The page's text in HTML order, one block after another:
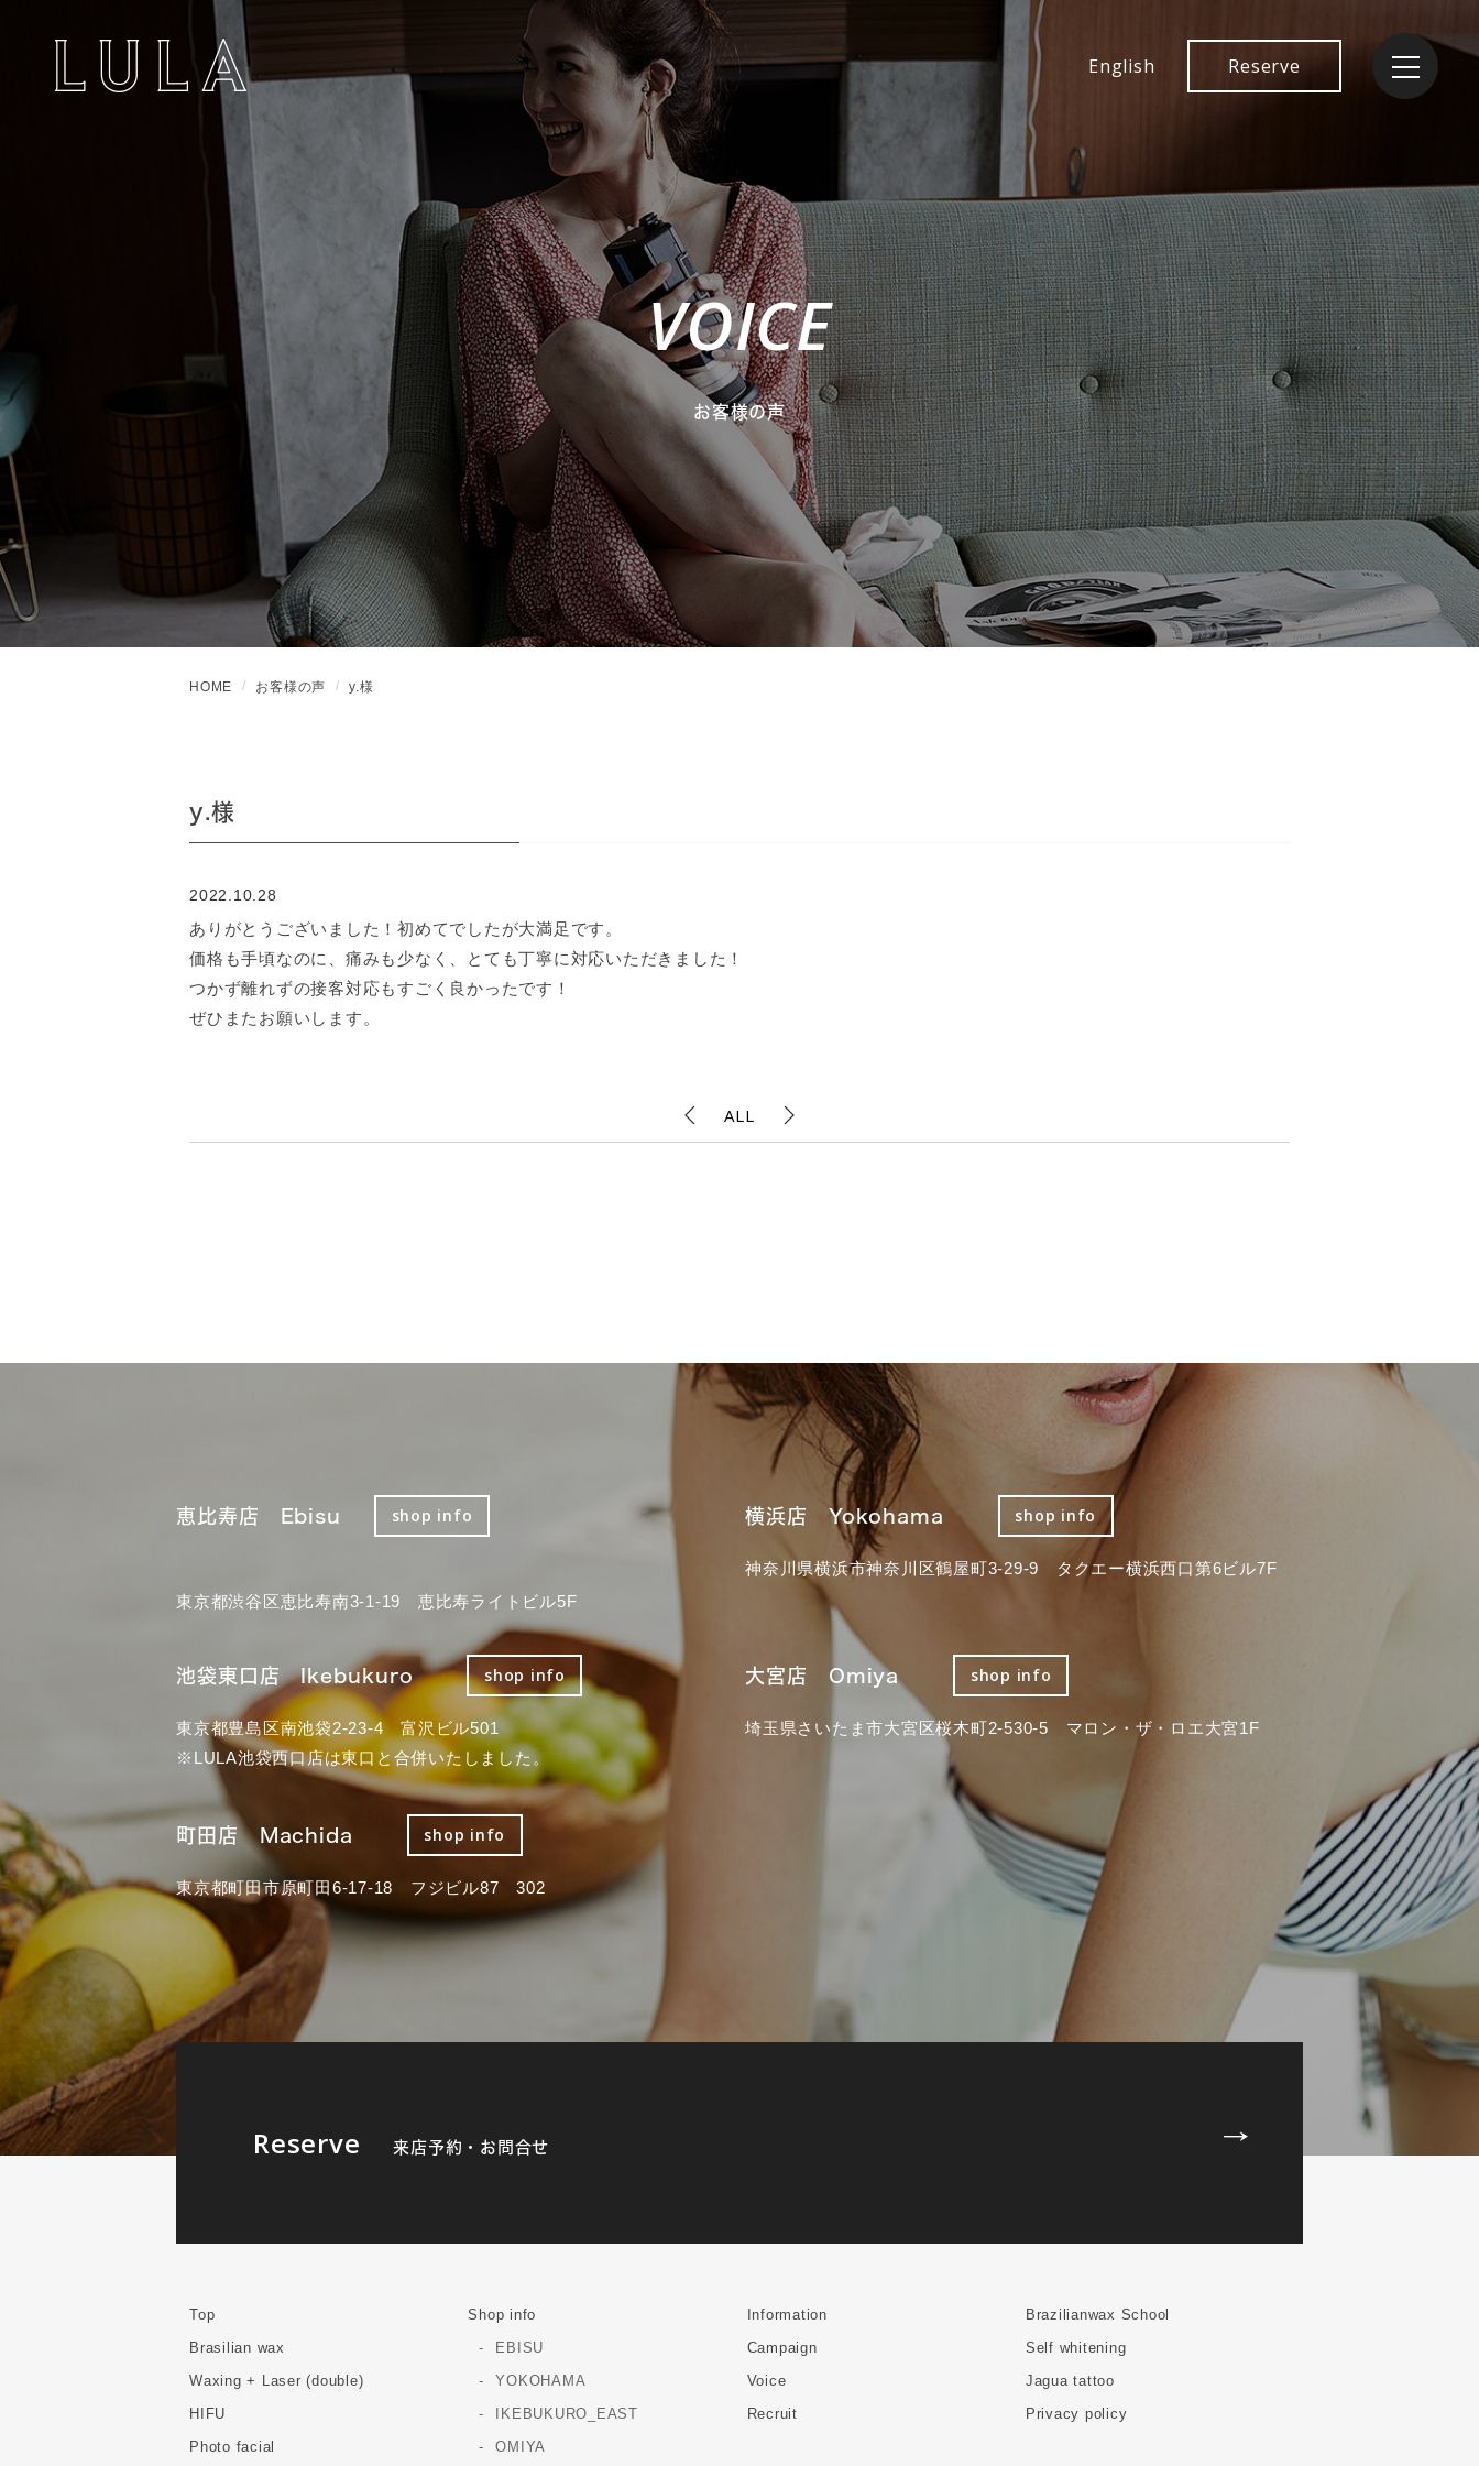
English Reserve
VOICE
お客様の声
HOME お客様の声 y.様
y.様
2022.10.28
ありがとうございました！初めてでしたが大満足です。
価格も手頃なのに、痛みも少なく、とても丁寧に対応いただきました！
つかず離れずの接客対応もすごく良かったです！
ぜひまたお願いします。
ALL
恵比寿店 Ebisu shop info
東京都渋谷区恵比寿南3-1-19 恵比寿ライトビル5F
横浜店 Yokohama shop info
神奈川県横浜市神奈川区鶴屋町3-29-9 タクエー横浜西口第6ビル7F
池袋東口店 Ikebukuro shop info
東京都豊島区南池袋2-23-4 富沢ビル501
※LULA池袋西口店は東口と合併いたしました。
大宮店 Omiya shop info
埼玉県さいたま市大宮区桜木町2-530-5 マロン・ザ・ロエ大宮1F
町田店 Machida shop info
東京都町田市原町田6-17-18 フジビル87 302
Reserve 来店予約・お問合せ
Top
Brasilian wax
Waxing + Laser (double)
HIFU
Photo facial
Shop info
EBISU
YOKOHAMA
IKEBUKURO_EAST
OMIYA
Information
Campaign
Voice
Recruit
Brazilianwax School
Self whitening
Jagua tattoo
Privacy policy